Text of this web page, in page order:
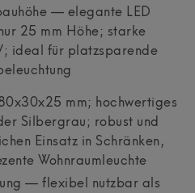
— elegante LED
25 mm Höhe; starke
ideal für platzsparende
mm; hochwertiges
Silbergrau; robust und
Einsatz in Schränken,
Wohnraumleuchte
— flexibel nutzbar als